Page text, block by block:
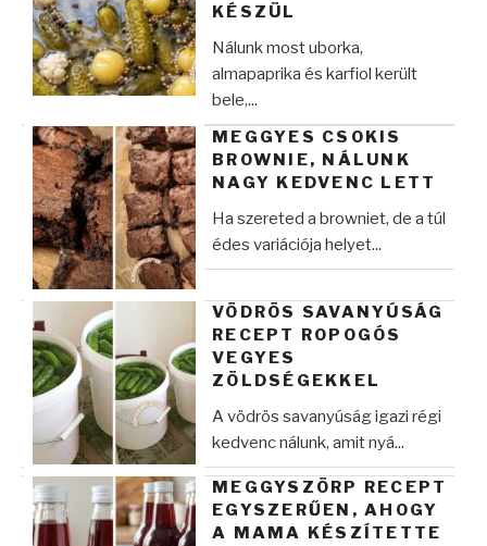
KÉSZÜL
Nálunk most uborka,
almapaprika és karfiol került
bele,...
MEGGYES CSOKIS
BROWNIE, NÁLUNK
NAGY KEDVENC LETT
Ha szereted a browniet, de a túl
édes variációja helyet...
VÖDRÖS SAVANYÚSÁG
RECEPT ROPOGÓS
VEGYES
ZÖLDSÉGEKKEL
A vödrös savanyúság igazi régi
kedvenc nálunk, amit nyá...
MEGGYSZÖRP RECEPT
EGYSZERŰEN, AHOGY
A MAMA KÉSZÍTETTE